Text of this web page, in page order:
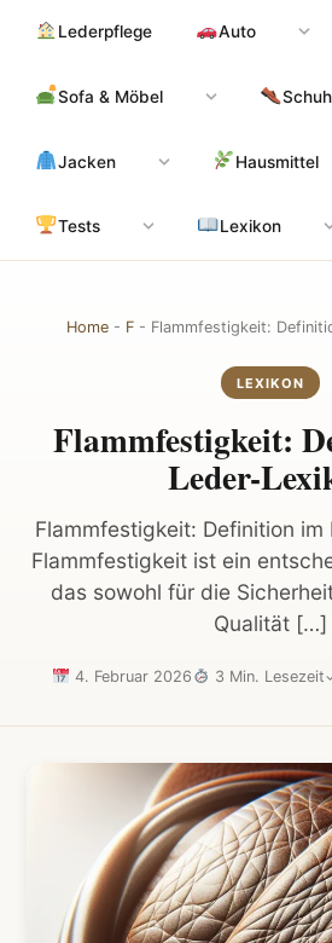
Inhalt
Lederpflege Auto
Sofa & Möbel
Jacken Hausmittel
Tests Lexikon
Home - F - Flammfestigkeit:
LEXIKON
Flammfestigkeit:
Leder-
Flammfestigkeit: Definition im
Flammfestigkeit ist ein
das sowohl für die
Qualität […]
4. Februar 2026 3 Min. Lesezeit